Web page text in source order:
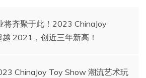
将齐聚于此！2023 ChinaJoy
2021，创近三年新高！
ChinaJoy Toy Show 潮流艺术玩